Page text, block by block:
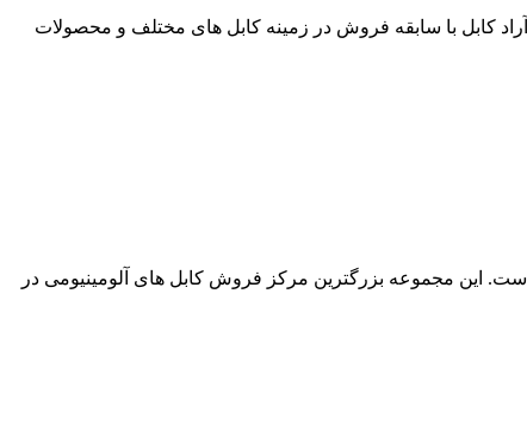
کابل می باشد. گروه فنی آراد کابل با سابقه فروش در زمینه کابل های مختلف و محصولات
شرکت آراد کابل است. این مجموعه بزرگترین مرکز فروش کابل های آلومینیومی در